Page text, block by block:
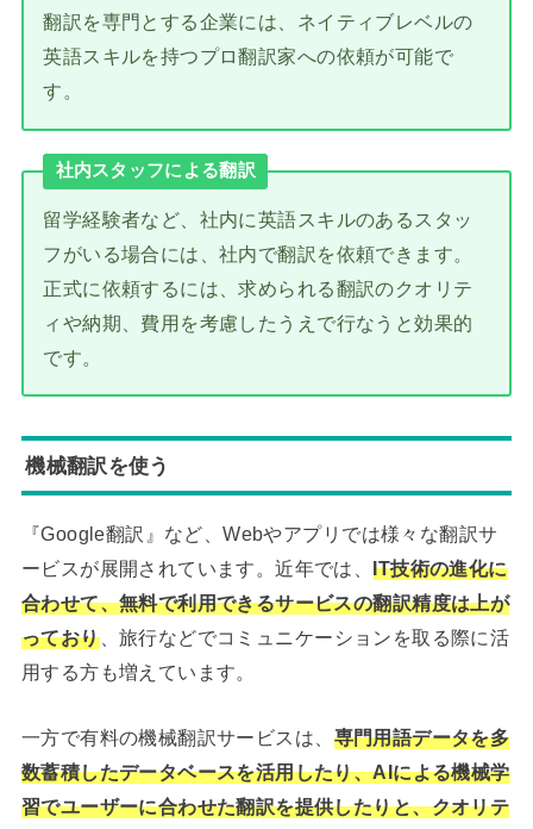
翻訳を専門とする企業には、ネイティブレベルの
英語スキルを持つプロ翻訳家への依頼が可能で
す。
社内スタッフによる翻訳
留学経験者など、社内に英語スキルのあるスタッ
フがいる場合には、社内で翻訳を依頼できます。
正式に依頼するには、求められる翻訳のクオリテ
ィや納期、費用を考慮したうえで行なうと効果的
です。
機械翻訳を使う
『Google翻訳』など、Webやアプリでは様々な翻訳サ
ービスが展開されています。近年では、 IT技術の進化に
合わせて、無料で利用できるサービスの翻訳精度は上が
っており、旅行などでコミュニケーションを取る際に活
用する方も増えています。
一方で有料の機械翻訳サービスは、 専門用語データを多
数蓄積したデータベースを活用したり、AIによる機械学
習でユーザーに合わせた翻訳を提供したりと、クオリテ